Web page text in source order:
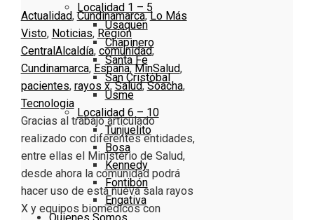
Localidad 1 – 5
Usaquen
Chapinero
Santa Fe
San Cristóbal
Usme
Localidad 6 – 10
Tunjuelito
Bosa
Kennedy
Fontibón
Engativa
Actualidad,Cundinamarca,Lo Más
Visto, Noticias, Región
Central Alcaldía, comunidad,
Cundinamarca, España,MinSalud,
pacientes, rayos x,Salud,Soacha,
Tecnologia
Gracias al trabajo articulado
realizado con diferentes entidades,
entre ellas el Ministerio de Salud,
desde ahora la comunidad podrá
hacer uso de esta nueva sala rayos
X y equipos biomédicos con